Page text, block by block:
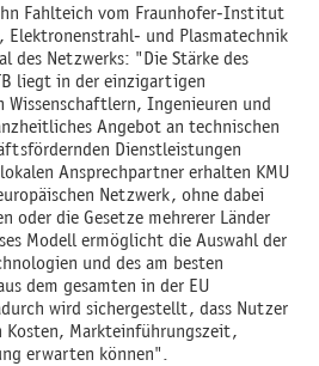
Fahlteich vom Fraunhofer-Institut
Elektronenstrahl- und Plasmatechnik
des Netzwerks: "Die Stärke des
liegt in der einzigartigen
Wissenschaftlern, Ingenieuren und
Angebot an technischen
Dienstleistungen
Ansprechpartner erhalten KMU
Netzwerk, ohne dabei
oder die Gesetze mehrerer Länder
Modell ermöglicht die Auswahl der
und des am besten
dem gesamten in der EU
wird sichergestellt, dass Nutzer
Markteinführungszeit,
erwarten können".